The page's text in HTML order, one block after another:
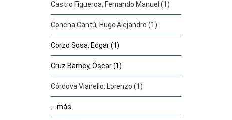
Castro Figueroa, Fernando Manuel (1)
Concha Cantú, Hugo Alejandro (1)
Corzo Sosa, Edgar (1)
Cruz Barney, Óscar (1)
Córdova Vianello, Lorenzo (1)
... más